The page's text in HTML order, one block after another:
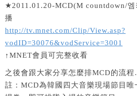
★2011.01.20-MCD(M countdown/엠
播
http://tv.mnet.com/Clip/View.asp?
vodID=30076&vodService=3001
↑MNET會員可完整收看
之後會跟大家分享怎麼排MCD的流
註：MCD為韓國四大音樂現場節目唯